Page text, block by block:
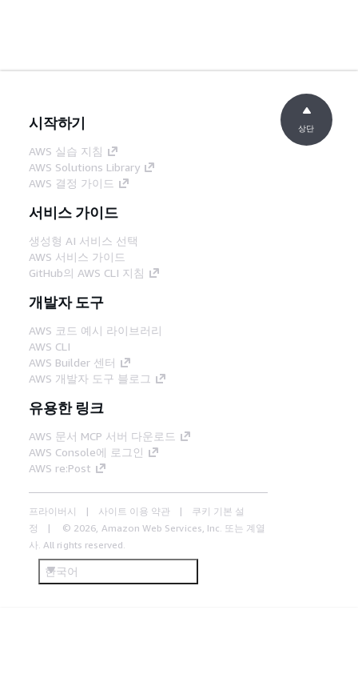
시작하기
AWS 실습 지침
AWS Solutions Library
AWS 결정 가이드
서비스 가이드
생성형 AI 서비스 선택
AWS 서비스 가이드
GitHub의 AWS CLI 지침
개발자 도구
AWS 코드 예시 라이브러리
AWS CLI
AWS Builder 센터
AWS 개발자 도구 블로그
유용한 링크
AWS 문서 MCP 서버 다운로드
AWS Console에 로그인
AWS re:Post
프라이버시 사이트 이용 약관
쿠키 기본 설
정
© 2026, Amazon Web Services, Inc. 또는 계열
사. All rights reserved.
한국어
상단